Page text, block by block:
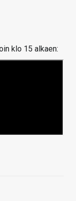
klo 15 alkaen: